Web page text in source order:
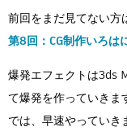
前回をまだ見てない方
第8回：CG制作いろは
爆発エフェクトは3ds
て爆発を作っていきま
では、早速やっていき